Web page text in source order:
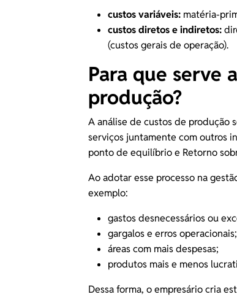
custos variáveis: matéria-
custos diretos e indiretos:
(custos gerais de operação).
Para que serve
produção?
A análise de custos de produção
serviços juntamente com outros
ponto de equilíbrio e Retorno
Ao adotar esse processo na
exemplo:
gastos desnecessários ou
gargalos e erros operacionais;
áreas com mais despesas;
produtos mais e menos
Dessa forma, o empresário cria